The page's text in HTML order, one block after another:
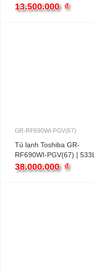
515L 4 cánh inverter
13.500.000 ₫
GR-RF690WI-PGV(67)
Tủ lạnh Toshiba GR-
RF690WI-PGV(67) | 533L
4 cánh inverter
38.000.000 ₫